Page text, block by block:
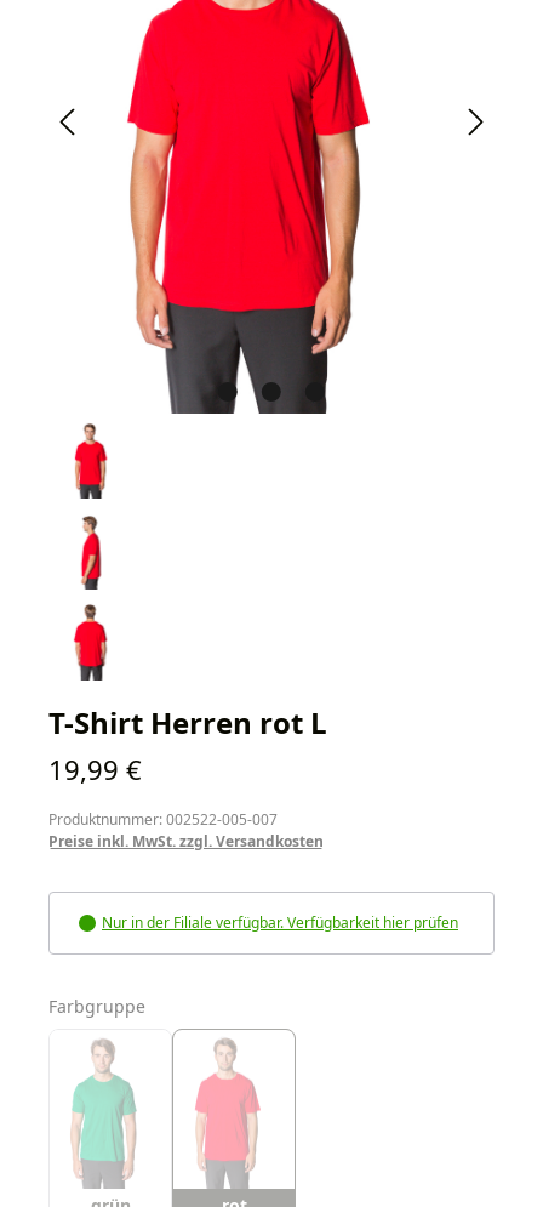
T-Shirt Herren rot L
Regulärer Preis:
19,99 €
Produktnummer: 002522-005-007
Preise inkl. MwSt. zzgl. Versandkosten
Nur in der Filiale verfügbar. Verfügbarkeit hier prüfen
Farbgruppe